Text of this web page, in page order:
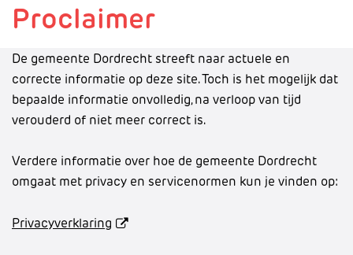
Proclaimer
De gemeente Dordrecht streeft naar actuele en
correcte informatie op deze site. Toch is het mogelijk dat
bepaalde informatie onvolledig, na verloop van tijd
verouderd of niet meer correct is.
Verdere informatie over hoe de gemeente Dordrecht
omgaat met privacy en servicenormen kun je vinden op:
Privacyverklaring